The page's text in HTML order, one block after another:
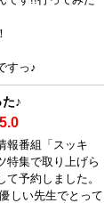
すっ♪
♪
5.0
報番組「スッキ
特集で取り上げら
予約しました。
しい先生でとって